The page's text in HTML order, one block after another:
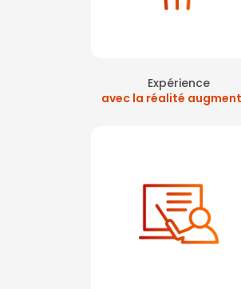
Expérience
avec la réalité